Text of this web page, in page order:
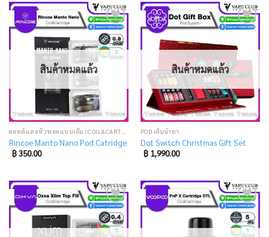
Add
to
wishlist
สินค้าหมดแล้ว
Rincoe Manto Nano Pod Catridge
฿350.00
Add
wishlist
สินค้าหมดแล้ว
POD เติมน้ำยา
Dot Switch Christmas Gift Set
฿1,990.00
Add
to
wishlist
Add
to
wishlist